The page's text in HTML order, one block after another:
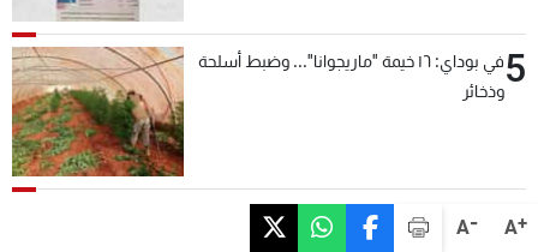
A+
A-
5
في بوداي: ١٦ خيمة "ماريجوانا"... وضبط أسلحة
وذخائر